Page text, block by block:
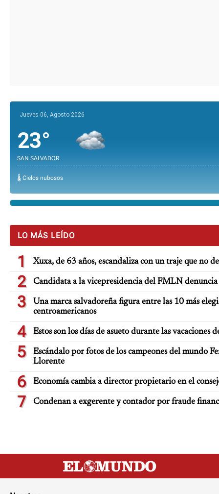
Jueves 06, Agosto 2026
23°
SAN SALVADOR
🌡️ Cielos nubosos
LO MÁS LEÍDO
1 Xuxa, de 63 años, escandaliza con un traje que no
2 Candidata a la vicepresidencia del FMLN
3
Una marca salvadoreña figura entre las 10 más
centroamericanos
4 Estos son los días de asueto durante las vacaciones
5
Escándalo por fotos de los campeones del mundo
Llorente
6 Economía cambia a director propietario en el
7 Condenan a exgerente y contador por fraude